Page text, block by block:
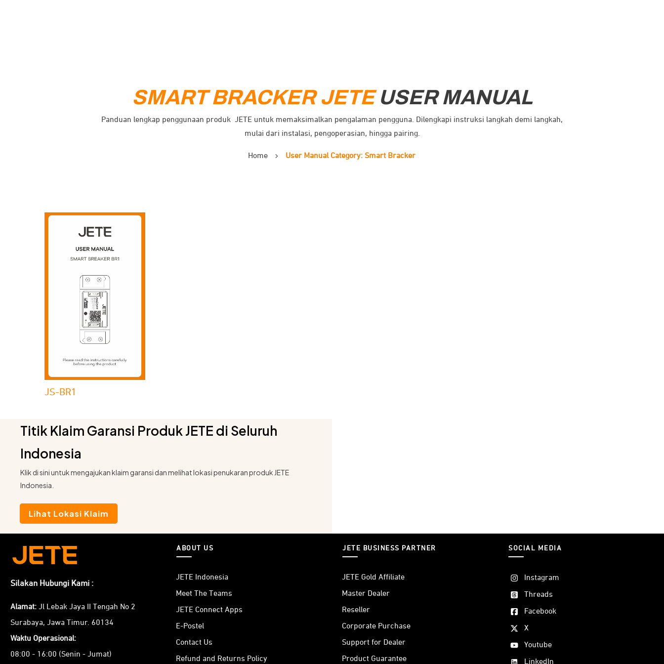
SMART BRACKERJETEUSER MANUAL
Panduan lengkap penggunaan produk JETE untuk memaksimalkan pengalaman pengguna. Dilengkapi instruksi langkah demi langkah,
mulai dari instalasi, pengoperasian, hingga pairing.
Home User Manual Category: Smart Bracker
JS-BR1
Titik Klaim Garansi Produk JETE di Seluruh
Indonesia
Klik di sini untuk mengajukan klaim garansi dan melihat lokasi penukaran produk JETE
Indonesia.
Lihat Lokasi Klaim
Silakan Hubungi Kami :
Alamat: Jl Lebak Jaya II Tengah No 2
Surabaya, Jawa Timur. 60134
Waktu Operasional:
08:00 - 16:00 (Senin - Jumat)
ABOUT US
JETE Indonesia
Meet The Teams
JETE Connect Apps
E-Postel
Contact Us
Refund and Returns Policy
JETE BUSINESS PARTNER
JETE Gold Affiliate
Master Dealer
Reseller
Corporate Purchase
Support for Dealer
Product Guarantee
SOCIAL MEDIA
Instagram
Threads
Facebook
X
Youtube
LinkedIn